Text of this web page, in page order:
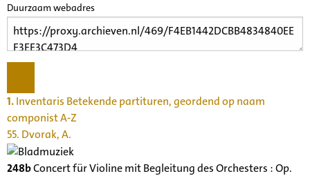
Duurzaam webadres
1.Inventaris Betekende partituren, geordend op naam
componist A-Z
55. Dvorak, A.
248bConcert für Violine mit Begleitung des Orchesters : Op.